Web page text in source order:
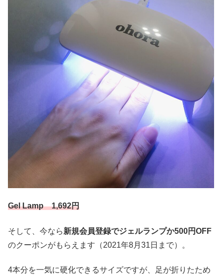
Gel Lamp 1,692円
そして、今なら新規会員登録でジェルランプか500円OFF
のクーポンがもらえます（2021年8月31日まで）。
4本分を一気に硬化できるサイズですが、足が折りたため